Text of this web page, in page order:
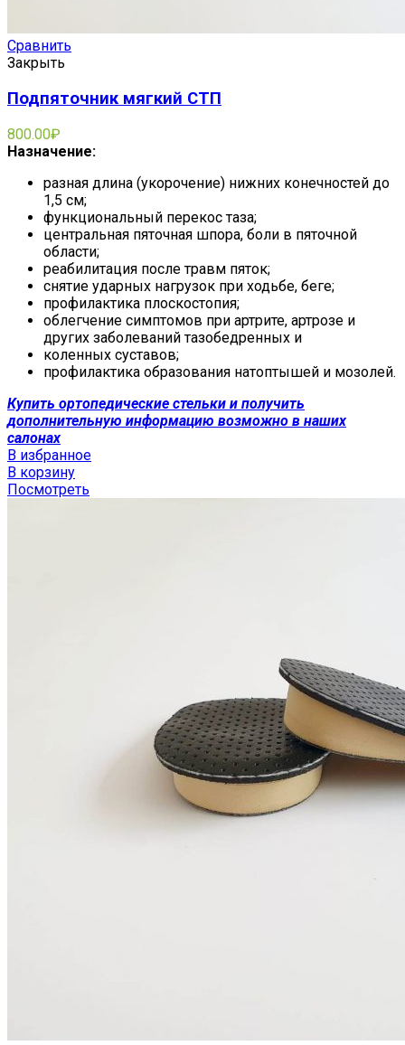
Сравнить
Закрыть
Подпяточник мягкий СТП
800.00₽
Назначение:
разная длина (укорочение) нижних конечностей до
1,5 см;
функциональный перекос таза;
центральная пяточная шпора, боли в пяточной
области;
реабилитация после травм пяток;
снятие ударных нагрузок при ходьбе, беге;
профилактика плоскостопия;
облегчение симптомов при артрите, артрозе и
других заболеваний тазобедренных и
коленных суставов;
профилактика образования натоптышей и мозолей.
Купить ортопедические стельки и получить
дополнительную информацию возможно в наших
салонах
В избранное
В корзину
Посмотреть